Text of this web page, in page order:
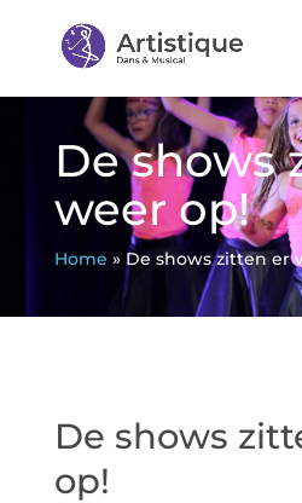
De shows
weer op!
Home » De shows zitten er
De shows
op!